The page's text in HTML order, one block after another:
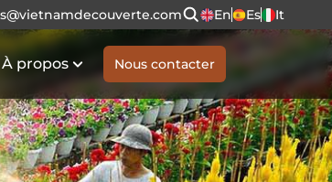
En Es It
À propos Nous contacter